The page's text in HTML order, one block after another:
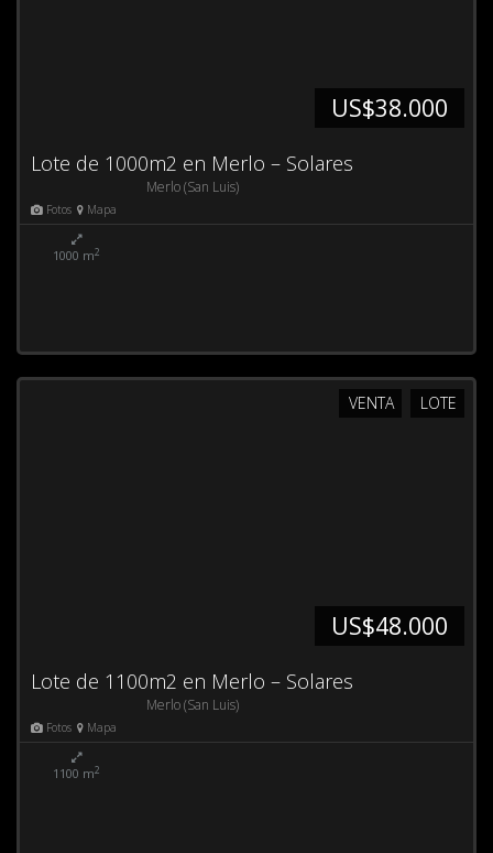
US$38.000
Lote de 1000m2 en Merlo – Solares
Merlo (San Luis)
Fotos Mapa
1000 m2
LOTE
VENTA
US$48.000
Lote de 1100m2 en Merlo – Solares
Merlo (San Luis)
Fotos Mapa
1100 m2